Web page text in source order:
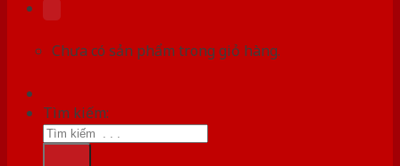
Chưa có sản phẩm trong giỏ hàng.
Tìm kiếm: